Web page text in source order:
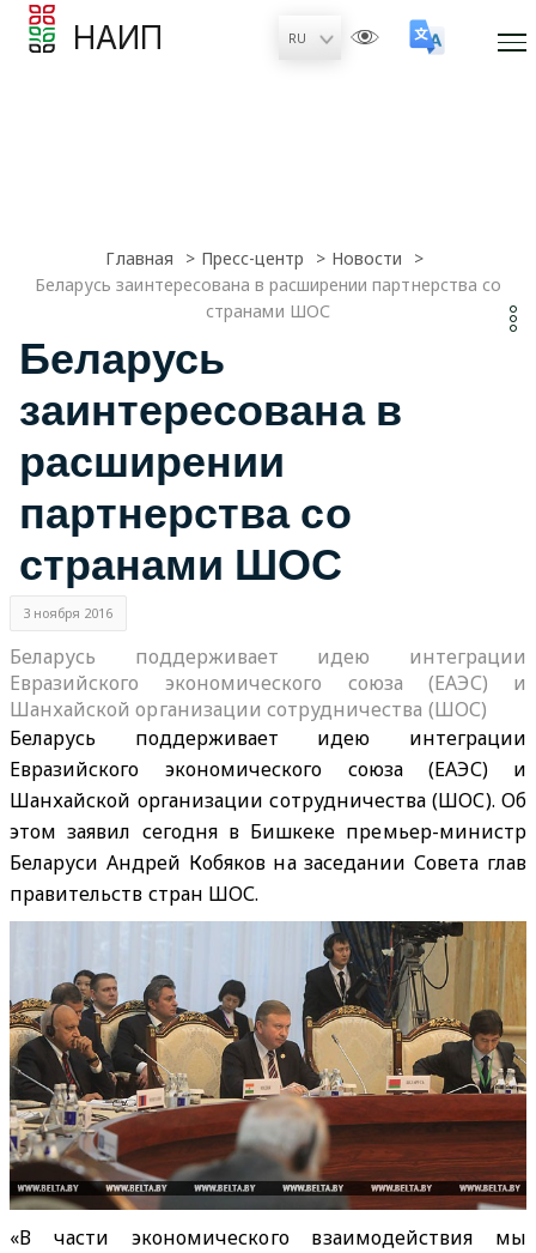
НАИП
Главная Пресс-центр
Новости
Беларусь заинтересована в расширении партнерства со
странами ШОС
Беларусь
заинтересована в
расширении
партнерства со
странами ШОС
3 ноября 2016
Беларусь поддерживает идею интеграции
Евразийского экономического союза (ЕАЭС) и
Шанхайской организации сотрудничества (ШОС)
Беларусь поддерживает идею интеграции
Евразийского экономического союза (ЕАЭС) и
Шанхайской организации сотрудничества (ШОС). Об
этом заявил сегодня в Бишкеке премьер-министр
Беларуси Андрей Кобяков на заседании Совета глав
правительств стран ШОС.
«В части экономического взаимодействия мы